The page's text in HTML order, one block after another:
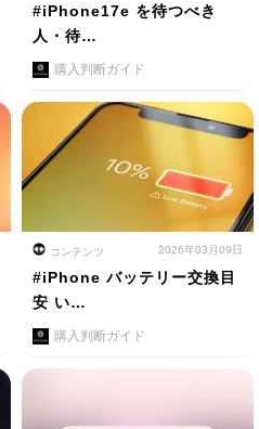
#iPhone17e を待つべき
人・待…
購入判断ガイド
コンテンツ 2026年03月09日
#iPhone バッテリー交換目
安 い…
購入判断ガイド